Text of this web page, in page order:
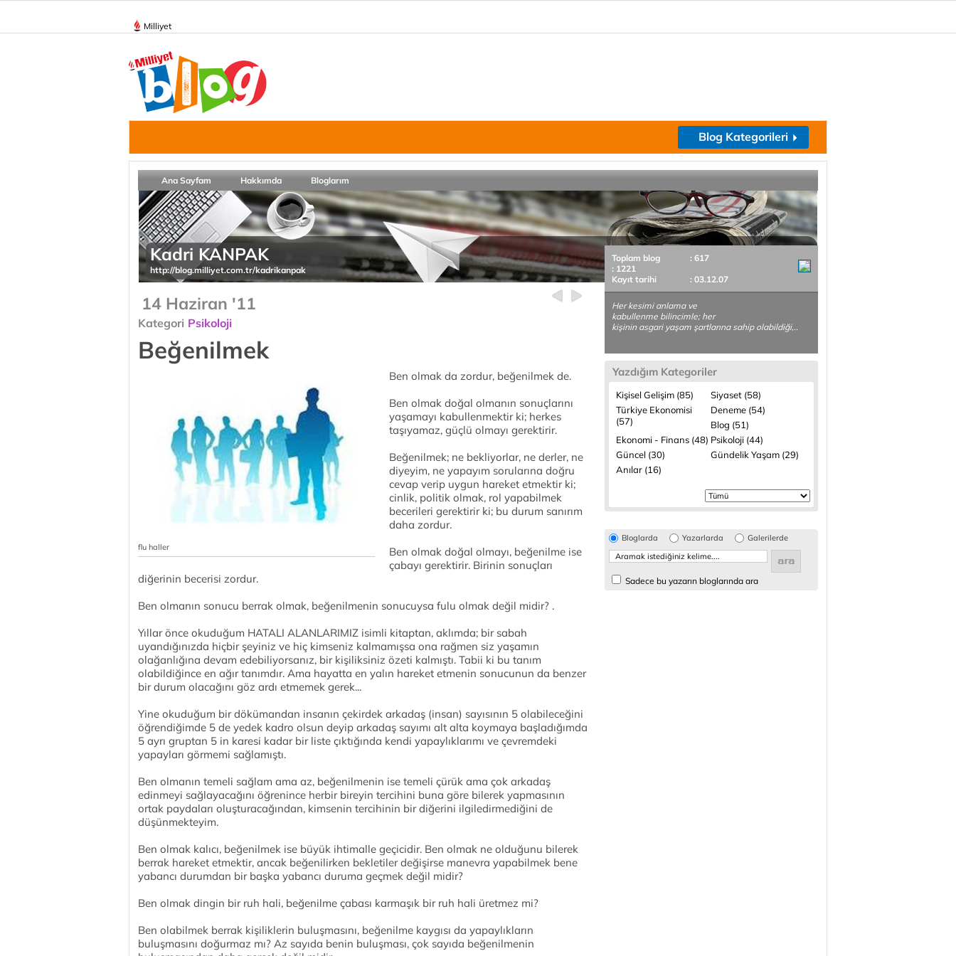
Milliyet
Blog Kategorileri
Ana Sayfam Hakkımda Bloglarım
Kadri KANPAK
http://blog.milliyet.com.tr/kadrikanpak
14 Haziran '11
Kategori Psikoloji
Beğenilmek
flu haller
Ben olmak da zordur, beğenilmek de.
Ben olmak doğal olmanın sonuçlarını
yaşamayı kabullenmektir ki; herkes
taşıyamaz, güçlü olmayı gerektirir.
Beğenilmek; ne bekliyorlar, ne derler, ne
diyeyim, ne yapayım sorularına doğru
cevap verip uygun hareket etmektir ki;
cinlik, politik olmak, rol yapabilmek
becerileri gerektirir ki; bu durum sanırım
daha zordur.
Ben olmak doğal olmayı, beğenilme ise
çabayı gerektirir. Birinin sonuçları
diğerinin becerisi zordur.
Ben olmanın sonucu berrak olmak, beğenilmenin sonucuysa fulu olmak değil midir? .
Yıllar önce okuduğum HATALI ALANLARIMIZ isimli kitaptan, aklımda; bir sabah
uyandığınızda hiçbir şeyiniz ve hiç kimseniz kalmamışsa ona rağmen siz yaşamın
olağanlığına devam edebiliyorsanız, bir kişiliksiniz özeti kalmıştı. Tabii ki bu tanım
olabildiğince en ağır tanımdır. Ama hayatta en yalın hareket etmenin sonucunun da benzer
bir durum olacağını göz ardı etmemek gerek...
Yine okuduğum bir dökümandan insanın çekirdek arkadaş (insan) sayısının 5 olabileceğini
öğrendiğimde 5 de yedek kadro olsun deyip arkadaş sayımı alt alta koymaya başladığımda
5 ayrı gruptan 5 in karesi kadar bir liste çıktığında kendi yapaylıklarımı ve çevremdeki
yapayları görmemi sağlamıştı.
Ben olmanın temeli sağlam ama az, beğenilmenin ise temeli çürük ama çok arkadaş
edinmeyi sağlayacağını öğrenince herbir bireyin tercihini buna göre bilerek yapmasının
ortak paydaları oluşturacağından, kimsenin tercihinin bir diğerini ilgiledirmediğini de
düşünmekteyim.
Ben olmak kalıcı, beğenilmek ise büyük ihtimalle geçicidir. Ben olmak ne olduğunu bilerek
berrak hareket etmektir, ancak beğenilirken bekletiler değişirse manevra yapabilmek bene
yabancı durumdan bir başka yabancı duruma geçmek değil midir?
Ben olmak dingin bir ruh hali, beğenilme çabası karmaşık bir ruh hali üretmez mi?
Ben olabilmek berrak kişiliklerin buluşmasını, beğenilme kaygısı da yapaylıkların
buluşmasını doğurmaz mı? Az sayıda benin buluşması, çok sayıda beğenilmenin
Toplam blog
: 617
: 1221
Kayıt tarihi
: 03.12.07
Her kesimi anlama ve
kabullenme bilincimle; her
kişinin asgari yaşam şartlarına sahip olabildiği,..
Yazdığım Kategoriler
Kişisel Gelişim (85)
Siyaset (58)
Türkiye Ekonomisi
(57)
Deneme (54)
Blog (51)
Ekonomi - Finans (48) Psikoloji (44)
Güncel (30)
Gündelik Yaşam (29)
Anılar (16)
Bloglarda Yazarlarda Galerilerde
Sadece bu yazarın bloglarında ara